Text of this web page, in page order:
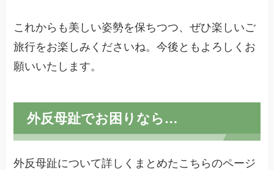
これからも美しい姿勢を保ちつつ、ぜひ楽しいご
旅行をお楽しみくださいね。今後ともよろしくお
願いいたします。
外反母趾でお困りなら…
外反母趾について詳しくまとめたこちらのページ